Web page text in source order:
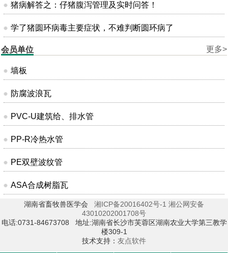
猪病解答之：仔猪腹泻管理及实时问答！
学了猪圆环病毒主要症状，不难判断圆环病了
更多>
会员单位
墙板
防腐波浪瓦
PVC-U建筑给、排水管
PP-R冷热水管
PE双壁波纹管
ASA合成树脂瓦
湖南省畜牧兽医学会 湘ICP备20016402号-1 湘公网安备
43010202001708号
电话:0731-84673708 地址:湖南省长沙市芙蓉区湖南农业大学第三教学
楼309-1
技术支持： 友点软件